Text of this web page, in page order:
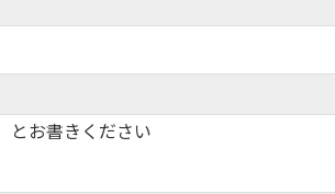
とお書きください